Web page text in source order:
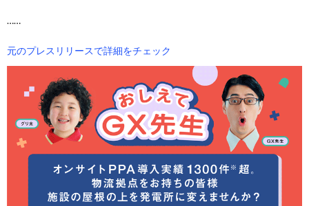
……
元のプレスリリースで詳細をチェック